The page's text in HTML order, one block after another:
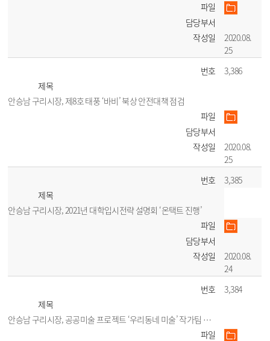
파일
담당부서
작성일
2020.08.
25
번호
3,386
제목
안승남 구리시장, 제8호 태풍 ‘바비’ 북상 안전대책 점검
파일
담당부서
작성일
2020.08.
25
번호
3,385
제목
안승남 구리시장, 2021년 대학입시전략 설명회 ‘온택트 진행’
파일
담당부서
작성일
2020.08.
24
번호
3,384
제목
안승남 구리시장, 공공미술 프로젝트 ‘우리동네 미술’ 작가팀 공모
파일